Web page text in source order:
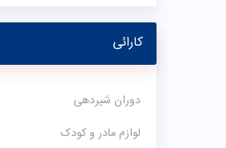
کارائی
دوران شیردهی
لوازم مادر و کودک